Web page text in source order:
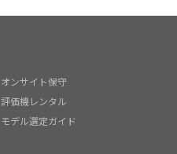
オンサイト保守
評価機レンタル
モデル選定ガイド